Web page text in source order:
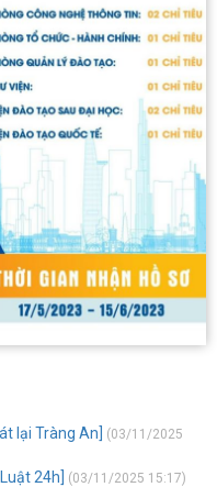
lại Tràng An]
(03/11/2025
24h] (03/11/2025 15:17)